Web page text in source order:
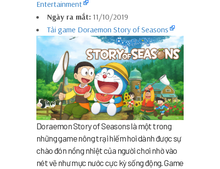
Entertainment
Ngày ra mắt: 11/10/2019
Tải game Doraemon Story of Seasons
Doraemon Story of Seasons là một trong
những game nông trại hiếm hoi dành được sự
chào đón nồng nhiệt của người chơi nhờ vào
nét vẽ như mực nước cực kỳ sống động. Game